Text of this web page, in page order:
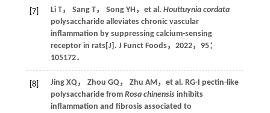
[7] Li T， Sang T， Song YH ，et al. Houttuynia cordata
polysaccharide alleviates chronic vascular
inflammation by suppressing calcium-sensing
receptor in rats[J]. J Funct Foods， 2022， 95：
105172．
[8] Jing XQ， Zhou GQ， Zhu AM ，et al. RG-I pectin-like
polysaccharide from Rosa chinensisinhibits
inflammation and fibrosis associated to